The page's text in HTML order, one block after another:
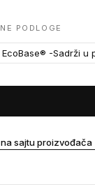
PODLOGE
EcoBase® -Sadrži
sajtu proizvođača